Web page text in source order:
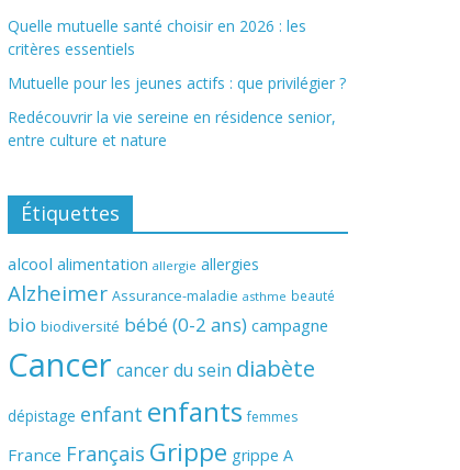
Quelle mutuelle santé choisir en 2026 : les
critères essentiels
Mutuelle pour les jeunes actifs : que privilégier ?
Redécouvrir la vie sereine en résidence senior,
entre culture et nature
Étiquettes
alcool alimentation allergie allergies
Alzheimer Assurance-maladie asthme beauté
bio biodiversité bébé (0-2 ans) campagne
Cancer cancer du sein diabète
dépistage enfant enfants femmes
France Français Grippe grippe A